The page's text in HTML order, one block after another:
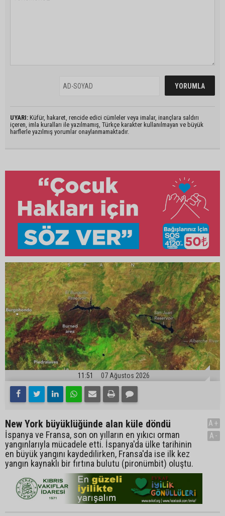
UYARI: Küfür, hakaret, rencide edici cümleler veya imalar, inançlara saldırı
içeren, imla kuralları ile yazılmamış, Türkçe karakter kullanılmayan ve büyük
harflerle yazılmış yorumlar onaylanmamaktadır.
11:51 07 Ağustos 2026
New York büyüklüğünde alan küle döndü
İspanya ve Fransa, son on yılların en yıkıcı orman
yangınlarıyla mücadele etti. İspanya'da ülke tarihinin
en büyük yangını kaydedilirken, Fransa'da ise ilk kez
yangın kaynaklı bir fırtına bulutu (pironümbit) oluştu.
A+
A-